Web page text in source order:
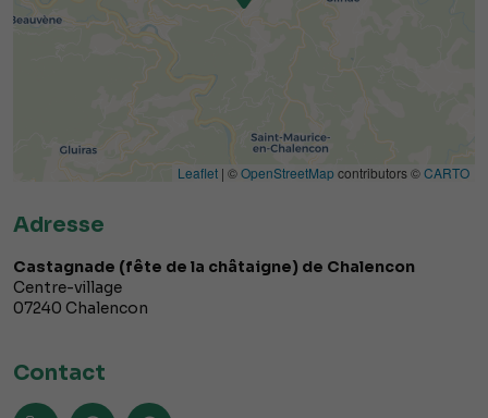
Leaflet | ©OpenStreetMapcontributors ©CARTO
Adresse
Castagnade (fête de la châtaigne) de Chalencon
Centre-village
07240 Chalencon
Contact